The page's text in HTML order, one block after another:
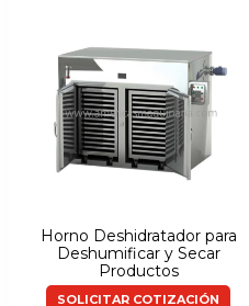
Horno Deshidratador para
Deshumificar y Secar
Productos
SOLICITAR COTIZACIÓN